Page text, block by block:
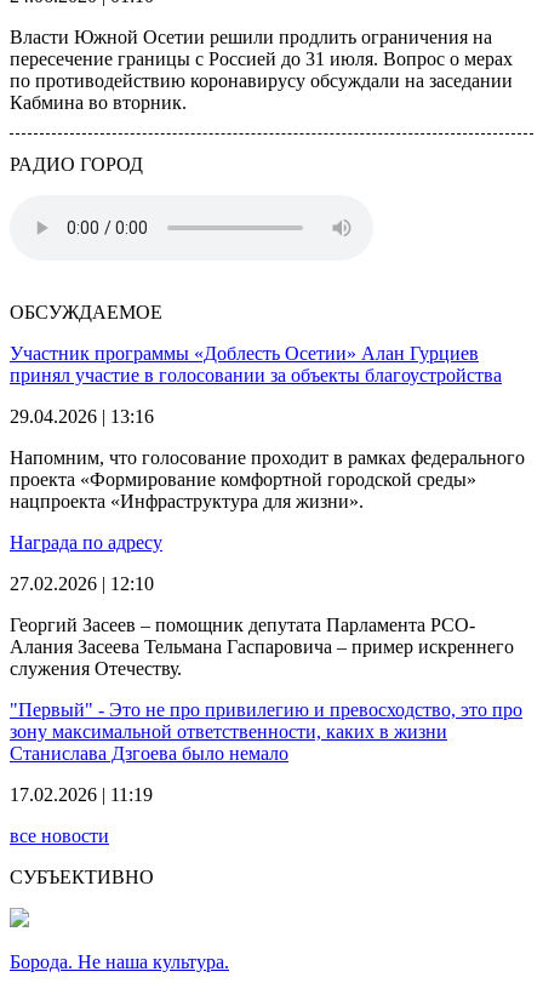
Власти Южной Осетии решили продлить ограничения на
пересечение границы с Россией до 31 июля. Вопрос о мерах
по противодействию коронавирусу обсуждали на заседании
Кабмина во вторник.
РАДИО ГОРОД
ОБСУЖДАЕМОЕ
Участник программы «Доблесть Осетии» Алан Гурциев
принял участие в голосовании за объекты благоустройства
29.04.2026 | 13:16
Напомним, что голосование проходит в рамках федерального
проекта «Формирование комфортной городской среды»
нацпроекта «Инфраструктура для жизни».
Награда по адресу
27.02.2026 | 12:10
Георгий Засеев – помощник депутата Парламента РСО-
Алания Засеева Тельмана Гаспаровича – пример искреннего
служения Отечеству.
"Первый" - Это не про привилегию и превосходство, это про
зону максимальной ответственности, каких в жизни
Станислава Дзгоева было немало
17.02.2026 | 11:19
все новости
СУБЪЕКТИВНО
Борода. Не наша культура.